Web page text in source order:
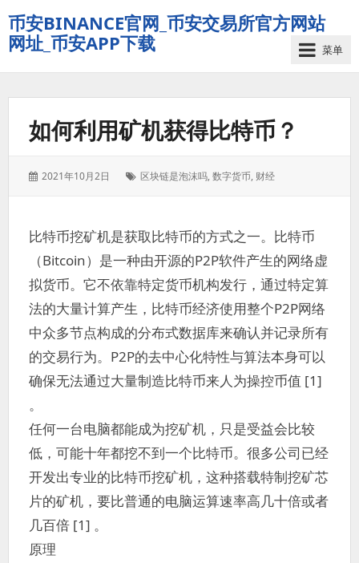
币安BINANCE官网_币安交易所官方网站
网址_币安APP下载
菜单
如何利用矿机获得比特币？
发
2021年10月2日
标
区块链是泡沫吗,数字货币, 财经
比特币挖矿机是获取比特币的方式之一。比特币
（Bitcoin）是一种由开源的P2P软件产生的网络虚
拟货币。它不依靠特定货币机构发行，通过特定算
法的大量计算产生，比特币经济使用整个P2P网络
中众多节点构成的分布式数据库来确认并记录所有
的交易行为。P2P的去中心化特性与算法本身可以
确保无法通过大量制造比特币来人为操控币值 [1]
。
任何一台电脑都能成为挖矿机，只是受益会比较
低，可能十年都挖不到一个比特币。很多公司已经
开发出专业的比特币挖矿机，这种搭载特制挖矿芯
片的矿机，要比普通的电脑运算速率高几十倍或者
几百倍 [1] 。
原理